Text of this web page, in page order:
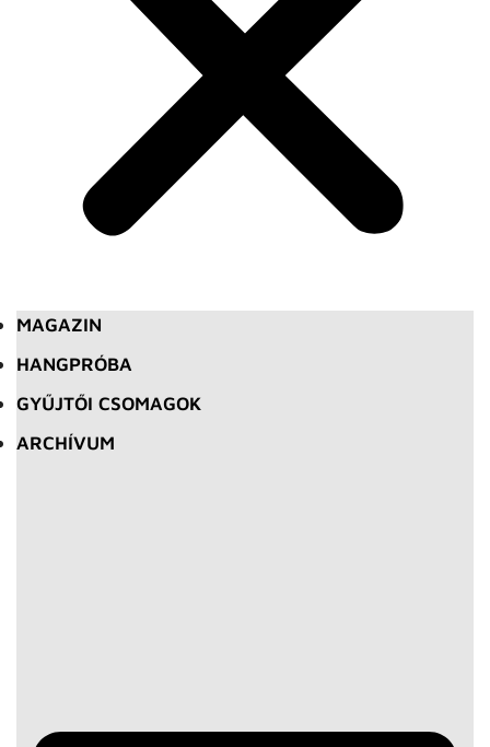
MAGAZIN
HANGPRÓBA
GYŰJTŐI CSOMAGOK
ARCHÍVUM